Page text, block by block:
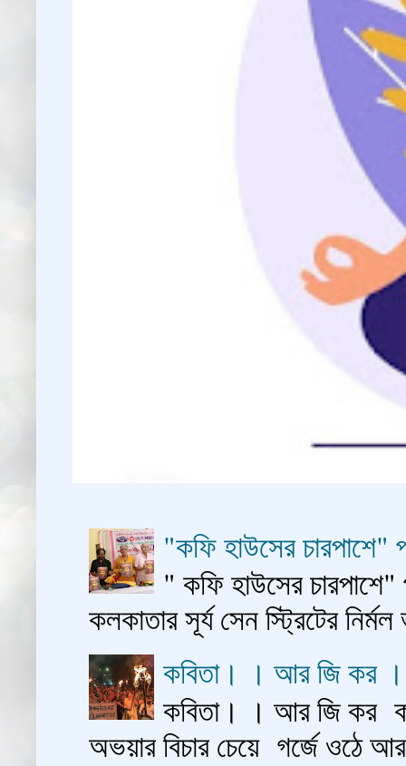
"কফি হাউসের
" কফি হাউসের
কলকাতার সূর্য সেন স্ট্রিটের
কবিতা। । আর জি কর
কবিতা। । আর জি কর
অভয়ার বিচার চেয়ে গর্জে